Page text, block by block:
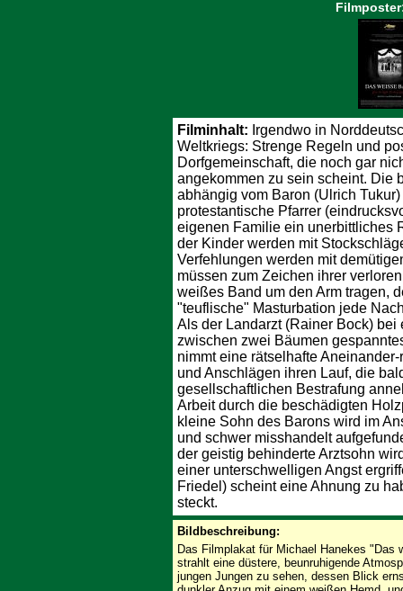
Filminhalt: Irgendwo in
Weltkriegs: Strenge Regeln und
Dorfgemeinschaft, die noch gar
angekommen zu sein scheint. Die
abhängig vom Baron (Ulrich
protestantische Pfarrer
eigenen Familie ein unerbittliches
der Kinder werden mit
Verfehlungen werden mit
müssen zum Zeichen ihrer
weißes Band um den Arm tragen,
"teuflische" Masturbation jede
Als der Landarzt (Rainer Bock)
zwischen zwei Bäumen
nimmt eine rätselhafte
und Anschlägen ihren Lauf, die
gesellschaftlichen Bestrafung
Arbeit durch die beschädigten
kleine Sohn des Barons wird im
und schwer misshandelt
der geistig behinderte Arztsohn
einer unterschwelligen Angst
Friedel) scheint eine Ahnung zu
steckt.
Bildbeschreibung:
Das Filmplakat für Michael Hanekes "Das
strahlt eine düstere, beunruhigende
jungen Jungen zu sehen, dessen Blick